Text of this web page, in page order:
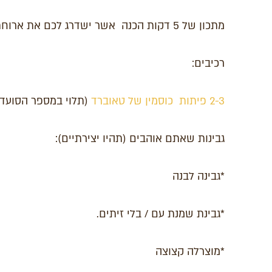
מתכון של 5 דקות הכנה אשר ישדרג לכם את ארוחת הערב פלאים:
רכיבים:
2-3 פיתות כוסמין של טאוברד (תלוי במספר
גבינות שאתם אוהבים (תהיו יצירתיים):
*גבינה לבנה
*גבינת שמנת עם / בלי זיתים.
*מוצרלה קצוצה